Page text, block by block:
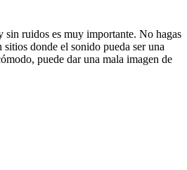
sin ruidos es muy importante. No hagas
donde el sonido pueda ser una
puede dar una mala imagen de